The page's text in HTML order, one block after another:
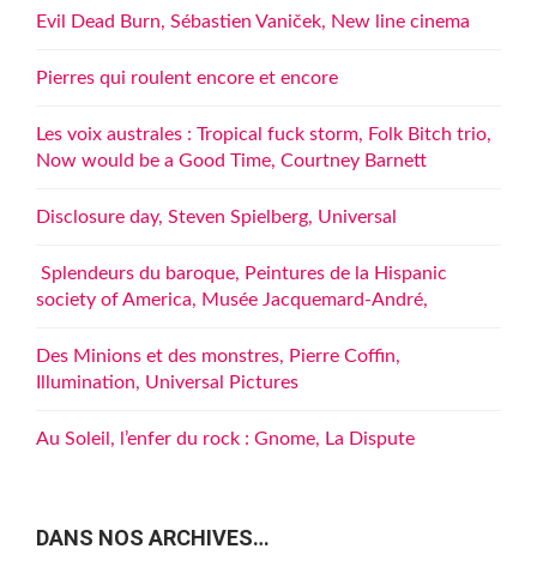
Evil Dead Burn, Sébastien Vaniček, New line cinema
Pierres qui roulent encore et encore
Les voix australes : Tropical fuck storm, Folk Bitch trio,
Now would be a Good Time, Courtney Barnett
Disclosure day, Steven Spielberg, Universal
Splendeurs du baroque, Peintures de la Hispanic
society of America, Musée Jacquemard-André,
Des Minions et des monstres, Pierre Coffin,
Illumination, Universal Pictures
Au Soleil, l’enfer du rock : Gnome, La Dispute
DANS NOS ARCHIVES…